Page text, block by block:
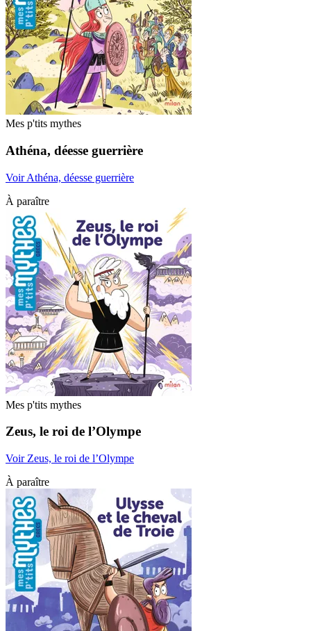
Mes p'tits mythes
Athéna, déesse guerrière
Voir Athéna, déesse guerrière
À paraître
Mes p'tits mythes
Zeus, le roi de l’Olympe
Voir Zeus, le roi de l’Olympe
À paraître